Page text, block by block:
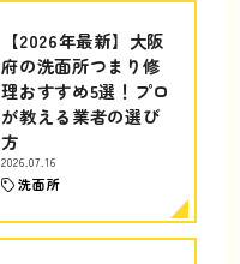
【2026年最新】大阪
府の洗面所つまり修
理おすすめ5選！プロ
が教える業者の選び
方
2026.07.16
洗面所